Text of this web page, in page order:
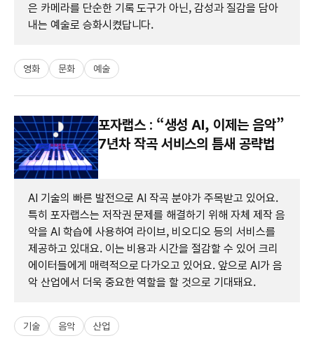
은 카메라를 단순한 기록 도구가 아닌, 감성과 질감을 담아
내는 예술로 승화시켰답니다.
영화 문화 예술
포자랩스 : “생성 AI, 이제는 음악”
7년차 작곡 서비스의 틈새 공략법
AI 기술의 빠른 발전으로 AI 작곡 분야가 주목받고 있어요.
특히 포자랩스는 저작권 문제를 해결하기 위해 자체 제작 음
악을 AI 학습에 사용하여 라이브, 비오디오 등의 서비스를
제공하고 있대요. 이는 비용과 시간을 절감할 수 있어 크리
에이터들에게 매력적으로 다가오고 있어요. 앞으로 AI가 음
악 산업에서 더욱 중요한 역할을 할 것으로 기대돼요.
기술 음악 산업